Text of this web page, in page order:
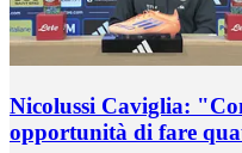
Nicolussi Caviglia:
opportunità di fare